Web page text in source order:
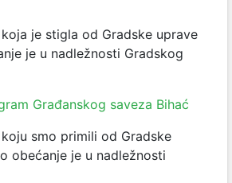
je stigla od Gradske uprave
je u nadležnosti Gradskog
Građanskog saveza Bihać
smo primili od Gradske
obećanje je u nadležnosti